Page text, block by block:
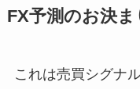
FX予測のお決
これは売買シグナ